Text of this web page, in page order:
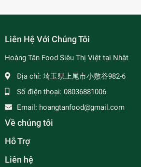
Liên Hệ Với Chúng Tôi
Hoàng Tân Food Siêu Thị Việt tại Nhật
Địa chỉ: 埼玉県上尾市小敷谷982-6
Số điện thoại: 08036881006
Email: hoangtanfood@gmail.com
Về chúng tôi
Hỗ Trợ
Liên hệ